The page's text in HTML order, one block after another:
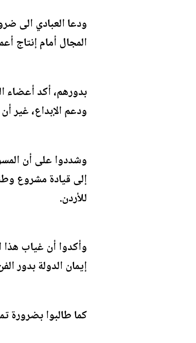
ودعا العبادي الى
المجال أمام إنتاج
بدورهم، أكد أعضاء
ودعم الإبداع، غير
وشددوا على أن
إلى قيادة مشروع
للأردن.
وأكدوا أن غياب
إيمان الدولة بدور
كما طالبوا بضرورة